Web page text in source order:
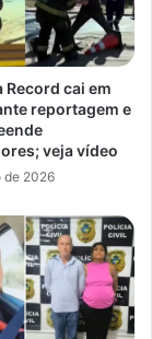
Record cai em
reportagem e
veja vídeo
de 2026